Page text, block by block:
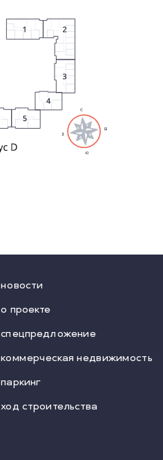
новости
о проекте
спецпредложение
коммерческая недвижимость
паркинг
ход строительства